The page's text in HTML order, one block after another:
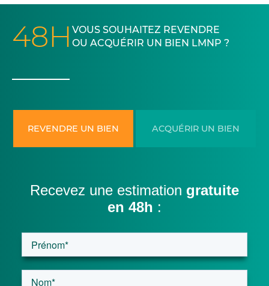
48H VOUS SOUHAITEZ REVENDRE
OU ACQUÉRIR UN BIEN LMNP ?
REVENDRE UN BIEN ACQUÉRIR UN BIEN